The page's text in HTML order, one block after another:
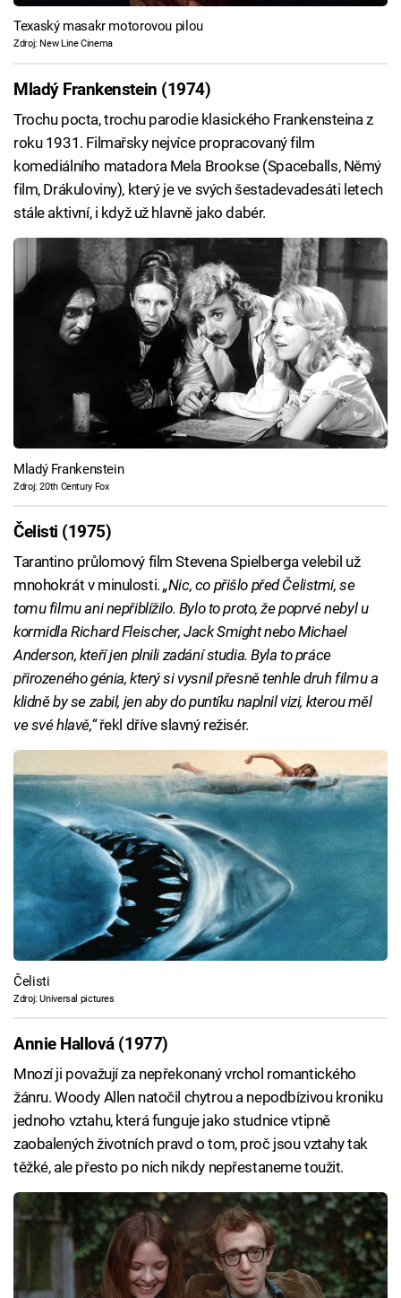
Texaský masakr motorovou pilou
Zdroj: New Line Cinema
Mladý Frankenstein (1974)
Trochu pocta, trochu parodie klasického Frankensteina z
roku 1931. Filmařsky nejvíce propracovaný film
komediálního matadora Mela Brookse (Spaceballs, Němý
film, Drákuloviny), který je ve svých šestadevadesáti letech
stále aktivní, i když už hlavně jako dabér.
Mladý Frankenstein
Zdroj: 20th Century Fox
Čelisti (1975)
Tarantino průlomový film Stevena Spielberga velebil už
mnohokrát v minulosti.„Nic, co přišlo před Čelistmi, se
tomu filmu ani nepřiblížilo. Bylo to proto, že poprvé nebyl u
kormidla Richard Fleischer, Jack Smight nebo Michael
Anderson, kteří jen plnili zadání studia. Byla to práce
přirozeného génia, který si vysnil přesně tenhle druh filmu a
klidně by se zabil, jen aby do puntíku naplnil vizi, kterou měl
ve své hlavě,“řekl dříve slavný režisér.
Čelisti
Zdroj: Universal pictures
Annie Hallová (1977)
Mnozí ji považují za nepřekonaný vrchol romantického
žánru. Woody Allen natočil chytrou a nepodbízivou kroniku
jednoho vztahu, která funguje jako studnice vtipně
zaobalených životních pravd o tom, proč jsou vztahy tak
těžké, ale přesto po nich nikdy nepřestaneme toužit.